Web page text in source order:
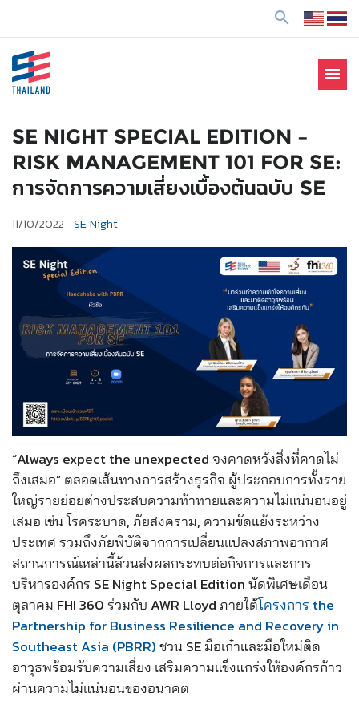
search
Enterprise: SE
menu
SE NIGHT SPECIAL EDITION –
RISK MANAGEMENT 101 FOR SE:
การจัดการความเสี่ยงเบื้องต้นฉบับ SE
11/10/2022 SE Night
“Always expect the unexpected จงคาดหวังสิ่งที่คาดไม่
ถึงเสมอ” ตลอดเส้นทางการสร้างธุรกิจ ผู้ประกอบการทั้งราย
ใหญ่รายย่อยต่างประสบความท้าทายและความไม่แน่นอนอยู่
เสมอ เช่น โรคระบาด, ภัยสงคราม, ความขัดแย้งระหว่าง
ประเทศ รวมถึงภัยพิบัติจากการเปลี่ยนแปลงสภาพอากาศ
สถานการณ์เหล่านี้ล้วนส่งผลกระทบต่อกิจการและการ
บริหารองค์กร SE Night Special Edition นัดพิเศษเดือน
ตุลาคม FHI 360 ร่วมกับ AWR Lloyd ภายใต้โครงการ the
Partnership for Business Resilience and Recovery in
Southeast Asia (PBRR)ชวน SE มือเก๋าและมือใหม่ติด
อาวุธพร้อมรับความเสี่ยง เสริมความแข็งแกร่งให้องค์กรก้าว
ผ่านความไม่แน่นอนของอนาคต